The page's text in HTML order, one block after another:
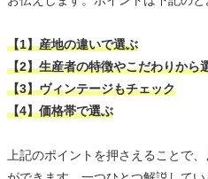
【1】産地の違いで選ぶ
【2】生産者の特徴やこだわりから
【3】ヴィンテージもチェック
【4】価格帯で選ぶ
上記のポイントを押さえることで